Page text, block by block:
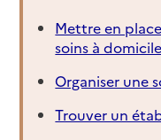
Mettre en
soins à domicile
Organiser une
Trouver un